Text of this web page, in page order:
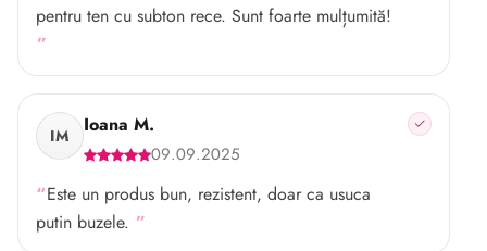
pentru ten cu subton rece. Sunt foarte mulțumită!
IM Ioana M.
09.09.2025
Este un produs bun, rezistent, doar ca usuca
putin buzele.